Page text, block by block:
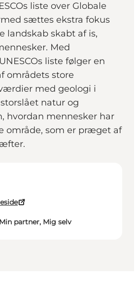
liste over Globale
sættes ekstra fokus
landskab skabt af is,
Med
liste følger en
områdets store
med geologi i
natur og
hvordan mennesker har
område, som er præget af
partner, Mig selv